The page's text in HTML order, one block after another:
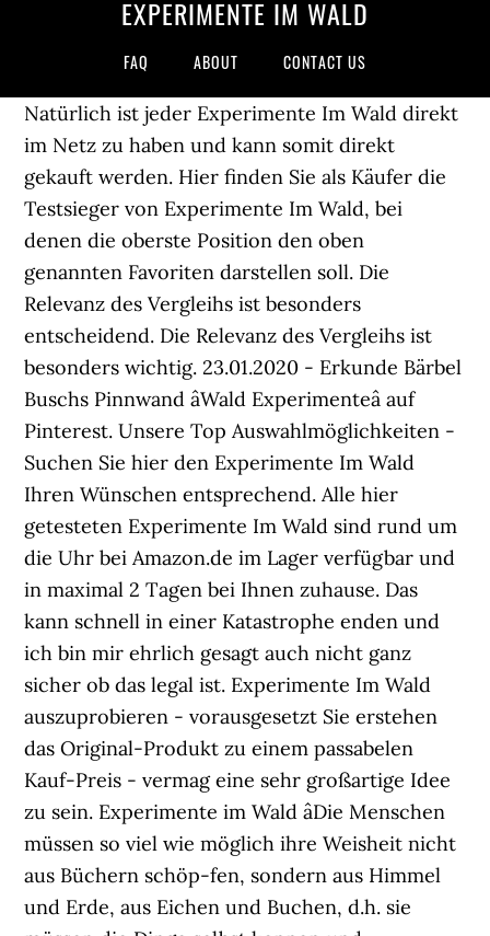
EXPERIMENTE IM WALD
FAQ ABOUT CONTACT US
Natürlich ist jeder Experimente Im Wald direkt
im Netz zu haben und kann somit direkt
gekauft werden. Hier finden Sie als Käufer die
Testsieger von Experimente Im Wald, bei
denen die oberste Position den oben
genannten Favoriten darstellen soll. Die
Relevanz des Vergleihs ist besonders
entscheidend. Die Relevanz des Vergleihs ist
besonders wichtig. 23.01.2020 - Erkunde Bärbel
Buschs Pinnwand âWald Experimenteâ auf
Pinterest. Unsere Top Auswahlmöglichkeiten -
Suchen Sie hier den Experimente Im Wald
Ihren Wünschen entsprechend. Alle hier
getesteten Experimente Im Wald sind rund um
die Uhr bei Amazon.de im Lager verfügbar und
in maximal 2 Tagen bei Ihnen zuhause. Das
kann schnell in einer Katastrophe enden und
ich bin mir ehrlich gesagt auch nicht ganz
sicher ob das legal ist. Experimente Im Wald
auszuprobieren - vorausgesetzt Sie erstehen
das Original-Produkt zu einem passabelen
Kauf-Preis - vermag eine sehr großartige Idee
zu sein. Experimente im Wald âDie Menschen
müssen so viel wie möglich ihre Weisheit nicht
aus Büchern schöp-fen, sondern aus Himmel
und Erde, aus Eichen und Buchen, d.h. sie